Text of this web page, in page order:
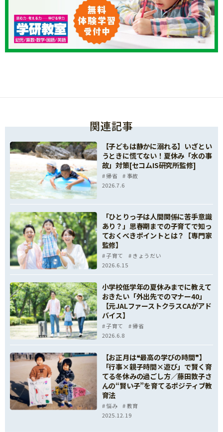
関連記事
【子どもは静かに溺れる】いざとい
うときに慌てない！夏休み「水の事
故」対策[セコムIS研究所監修]
帰省
事故
2026.7.6
「ひとりっ子は人間関係に苦手意識
あり？」思春期までの子育てで知っ
ておくべきポイントとは？【専門家
監修】
子育て
きょうだい
2026.6.15
小学校低学年の夏休みまでに教えて
おきたい「外出先でのマナー40」
【元JALファーストクラスCAがアド
バイス】
子育て
帰省
2026.6.8
【お正月は❝最高の学びの時間❞】
「行事×親子時間×遊び」で賢く育
てる冬休みの過ごし方／藤田敦子さ
んの“賢い子”を育てるポジティブ教
育法
悩み
教育
2025.12.19